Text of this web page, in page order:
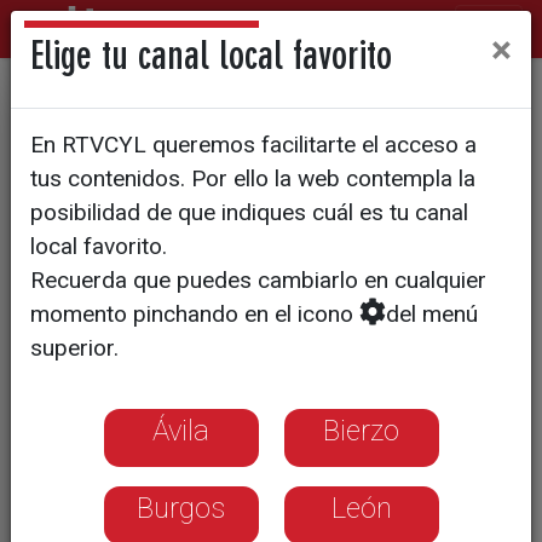
Siete millones de euros para
construir un nuevo puente
Elige tu canal local favorito ×
En RTVCYL queremos facilitarte el acceso a
tus contenidos. Por ello la web contempla la
posibilidad de que indiques cuál es tu canal
local favorito.
Recuerda que puedes cambiarlo en cualquier
momento pinchando en el icono
del menú
superior.
Ávila Bierzo
Burgos León